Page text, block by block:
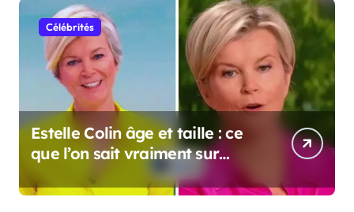
Célébrités
Estelle Colin âge et taille : ce
que l’on sait vraiment sur
cette personnalité